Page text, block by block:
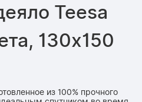
Teesa
130x150
из 100% прочного